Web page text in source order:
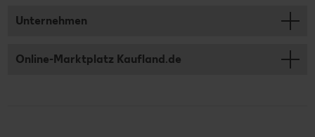
Unternehmen
Online-Marktplatz Kaufland.de